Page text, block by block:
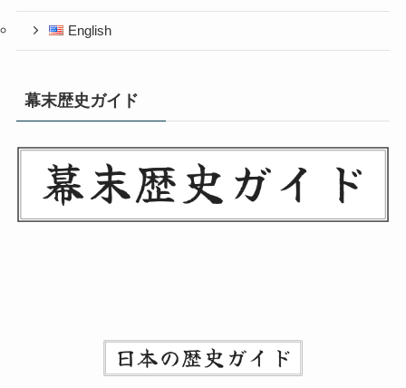
English
幕末歴史ガイド